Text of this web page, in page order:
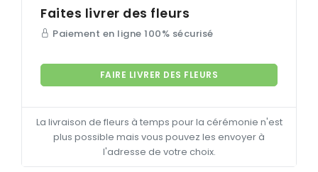
Faites livrer des fleurs
Paiement en ligne 100% sécurisé
FAIRE LIVRER DES FLEURS
La livraison de fleurs à temps pour la cérémonie n'est
plus possible mais vous pouvez les envoyer à
l'adresse de votre choix.